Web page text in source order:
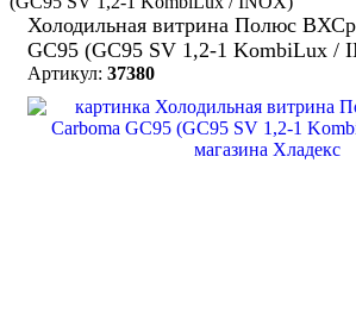
Холодильная витрина Полюс
GC95 (GC95 SV 1,2-1 KombiLux /
Артикул: 37380